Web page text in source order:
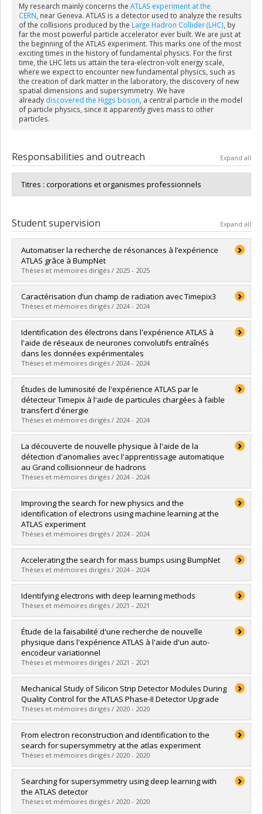
My research mainly concerns the ATLAS experiment at the
CERN near Geneva. ATLAS is a detector used to analyze the results
of the collisions produced by the Large Hadron Collider (LHC) , by
far the most powerful particle accelerator ever built. We are just at
the beginning of the ATLAS experiment. This marks one of the most
exciting times in the history of fundamental physics. For the first
time, the LHC lets us attain the tera-electron-volt energy scale,
where we expect to encounter new fundamental physics , such as
the creation of dark matter in the laboratory, the discovery of new
spatial dimensions and supersymmetry. We have
already discovered the Higgs boson a central particle in the model
of particle physics, since it apparently gives mass to other
particles.
Responsabilities and outreach Expand all
Titres : corporations et organismes professionnels
Student supervision Expand all
Automatiser la recherche de résonances à l’expérience
ATLAS grâce à BumpNet
Thèses et mémoires dirigés / 2025 - 2025
Graduate :Baril, Émile
Cycle : Master's
Grade :M. Sc.
Lien vers le document dans Papyrus
Caractérisation d’un champ de radiation avec Timepix3
Thèses et mémoires dirigés / 2024 - 2024
Graduate :Boussa, Miloud Mohamed Mahdi
Cycle :Master's
Grade :M. Sc.
Lien vers le document dans Papyrus
Identification des électrons dans l'expérience ATLAS à
l'aide de réseaux de neurones convolutifs entraînés
dans les données expérimentales
Thèses et mémoires dirigés / 2024 - 2024
Graduate :Denis, Olivier
Cycle :Master's
Grade :M. Sc.
Lien vers le document dans Papyrus
Études de luminosité de l'expérience ATLAS par le
détecteur Timepix à l'aide de particules chargées à faible
transfert d'énergie
Thèses et mémoires dirigés / 2024 - 2024
Graduate :Gagnon, Clara
Cycle :Master's
Grade :M. Sc.
Lien vers le document dans Papyrus
La découverte de nouvelle physique à l'aide de la
détection d'anomalies avec l'apprentissage automatique
au Grand collisionneur de hadrons
Thèses et mémoires dirigés / 2024 - 2024
Graduate :Leissner-Martin, Julien
Cycle :Master's
Grade :M. Sc.
Lien vers le document dans Papyrus
Improving the search for new physics and the
identification of electrons using machine learning at the
ATLAS experiment
Thèses et mémoires dirigés / 2024 - 2024
Graduate :Pascual Dias, Bruna
Cycle : Doctoral
Grade :Ph. D.
Lien vers le document dans Papyrus
Accelerating the search for mass bumps using BumpNet
Thèses et mémoires dirigés / 2024 - 2024
Graduate :Bilodeau, Fannie
Cycle : Master's
Grade :M. Sc.
Lien vers le document dans Papyrus
Identifying electrons with deep learning methods
Thèses et mémoires dirigés / 2021 - 2021
Graduate :Kahya, Emre Onur
Cycle :Master's
Grade :M. Sc.
Lien vers le document dans Papyrus
Étude de la faisabilité d'une recherche de nouvelle
physique dans l'expérience ATLAS à l'aide d'un auto-
encodeur variationnel
Thèses et mémoires dirigés / 2021 - 2021
Graduate : Pilette, Jacinthe
Cycle :Master's
Grade :M. Sc.
Lien vers le document dans Papyrus
Mechanical Study of Silicon Strip Detector Modules During
Quality Control for the ATLAS Phase-II Detector Upgrade
Thèses et mémoires dirigés / 2020 - 2020
Graduate :Demontigny, Gabriel
Cycle : Master's
Grade :M. Sc.
Lien vers le document dans Papyrus
From electron reconstruction and identification to the
search for supersymmetry at the atlas experiment
Thèses et mémoires dirigés / 2020 - 2020
Graduate :Nguyen, Tuan
Cycle : Doctoral
Grade :Ph. D.
Lien vers le document dans Papyrus
Searching for supersymmetry using deep learning with
the ATLAS detector
Thèses et mémoires dirigés / 2020 - 2020